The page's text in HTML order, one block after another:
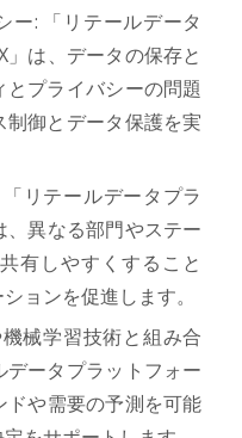
ー: 「リテールデータ
」は、データの保存と
プライバシーの問題
御とデータ保護を実
リテールデータプラ
、異なる部門やステー
有しやすくすること
ョンを促進します。
械学習技術と組み合
ータプラットフォー
ドや需要の予測を可能